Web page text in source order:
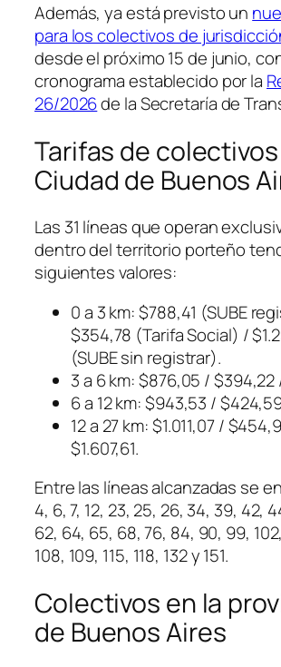
Además, ya está previsto un
para los colectivos de
desde el próximo 15 de junio,
cronograma establecido por la
26/2026de la Secretaría de
Tarifas de
Ciudad de Buenos
Las 31 líneas que operan
dentro del territorio porteño
siguientes valores:
0 a 3 km: $788,41 (SUBE
$354,78 (Tarifa Social) /
(SUBE sin registrar).
3 a 6 km: $876,05 / $394,22
6 a 12 km: $943,53 /
12 a 27 km: $1.011,07 /
$1.607,61.
Entre las líneas alcanzadas se
4, 6, 7, 12, 23, 25, 26, 34, 39, 42,
62, 64, 65, 68, 76, 84, 90, 99,
108, 109, 115, 118, 132 y 151.
Colectivos en la
de Buenos Aires